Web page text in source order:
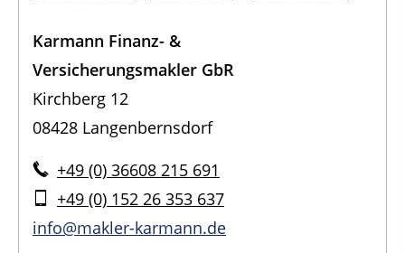
Karmann Finanz- &
Versicherungsmakler GbR
Kirchberg 12
08428 Langenbernsdorf
+49 (0) 36608 215 691
+49 (0) 152 26 353 637
info@makler-karmann.de